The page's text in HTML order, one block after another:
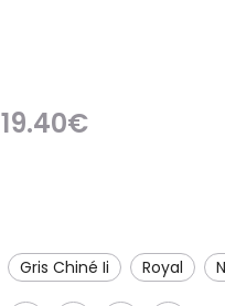
19.40€
Gris Chiné Ii Royal